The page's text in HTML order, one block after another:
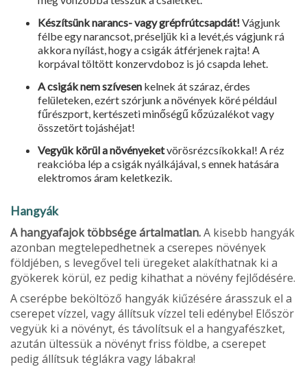
Készítsünk narancs- vagy grépfrútcsapdát!Vágjunk
félbe egy narancsot, préseljük ki a levét,és vágjunk rá
akkora nyílást, hogy a csigák átférjenek rajta! A
korpával töltött konzervdoboz is jó csapda lehet.
A csigák nem szívesen kelnek át száraz, érdes
felületeken, ezért szórjunk a növények köré például
fűrészport, kertészeti minőségű kőzúzalékot vagy
összetört tojás­héjat!
Vegyük körül a növényeketvörös­rézcsíkokkal! A réz
reakcióba lép a csigák nyálkájával, s ennek hatására
elektromos áram keletkezik.
Hangyák
A hangyafajok többsége ártalmat­lan.A kisebb hangyák
azonban megtelepedhetnek a cserepes növények
földjében, s levegővel teli üregeket alakíthatnak ki a
gyökerek körül, ez pedig kihat­hat a növény fejlődésére.
A cserépbe beköltöző hangyák kiűzésére árasszuk el a
cserepet vízzel, vagy állítsuk vízzel teli edénybe! Először
vegyük ki a növényt, és tá­volítsuk el a hangyafészket,
azután ültessük a növényt friss földbe, a cserepet
pedig állítsuk téglákra vagy lábakra!